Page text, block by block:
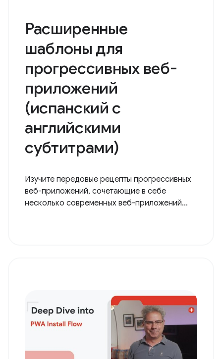
Расширенные
шаблоны для
прогрессивных веб-
приложений
(испанский с
английскими
субтитрами)
Изучите передовые рецепты прогрессивных
веб-приложений, сочетающие в себе
несколько современных веб-приложений...